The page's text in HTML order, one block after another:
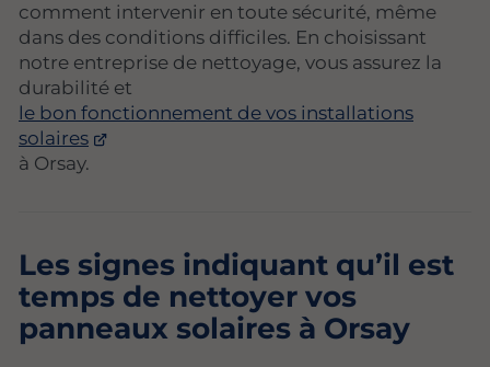
comment intervenir en toute sécurité, même
dans des conditions difficiles. En choisissant
notre entreprise de nettoyage, vous assurez la
durabilité et
le bon fonctionnement de vos installations
solaires
à Orsay.
Les signes indiquant qu’il est
temps de nettoyer vos
panneaux solaires à Orsay